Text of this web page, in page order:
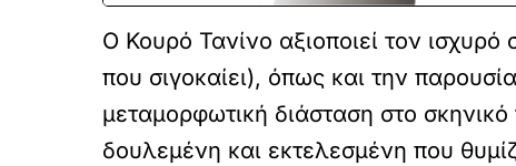
Ο Κουρό Τανίνο αξιοποιεί τον
που σιγοκαίει), όπως και την
μεταμορφωτική διάσταση στο
δουλεμένη και εκτελεσμένη που